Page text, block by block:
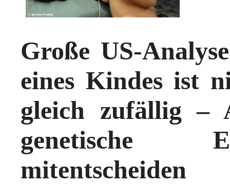
Große US-
eines Kindes ist
gleich zufällig –
genetische
mitentscheiden